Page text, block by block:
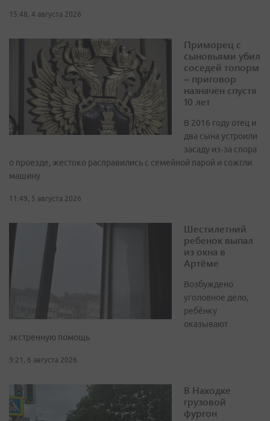
15:48, 4 августа 2026
Приморец с
сыновьями убил
соседей топорм
– приговор
назначен спустя
10 лет
В 2016 году отец и
два сына устроили
засаду из‑за спора
о проезде, жестоко расправились с семейной парой и сожгли
машину
11:49, 5 августа 2026
Шестилетний
ребенок выпал
из окна в
Артёме
Возбуждено
уголовное дело,
ребёнку
оказывают
экстренную помощь
9:21, 6 августа 2026
В Находке
грузовой
фургон